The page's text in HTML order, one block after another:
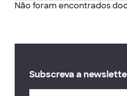
Não foram encontrados
Subscreva a